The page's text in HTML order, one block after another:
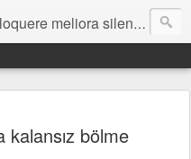
meliora silentio
kalansız bölme